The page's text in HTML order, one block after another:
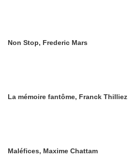
Non Stop, Frederic Mars
La mémoire fantôme, Franck Thilliez
Maléfices, Maxime Chattam